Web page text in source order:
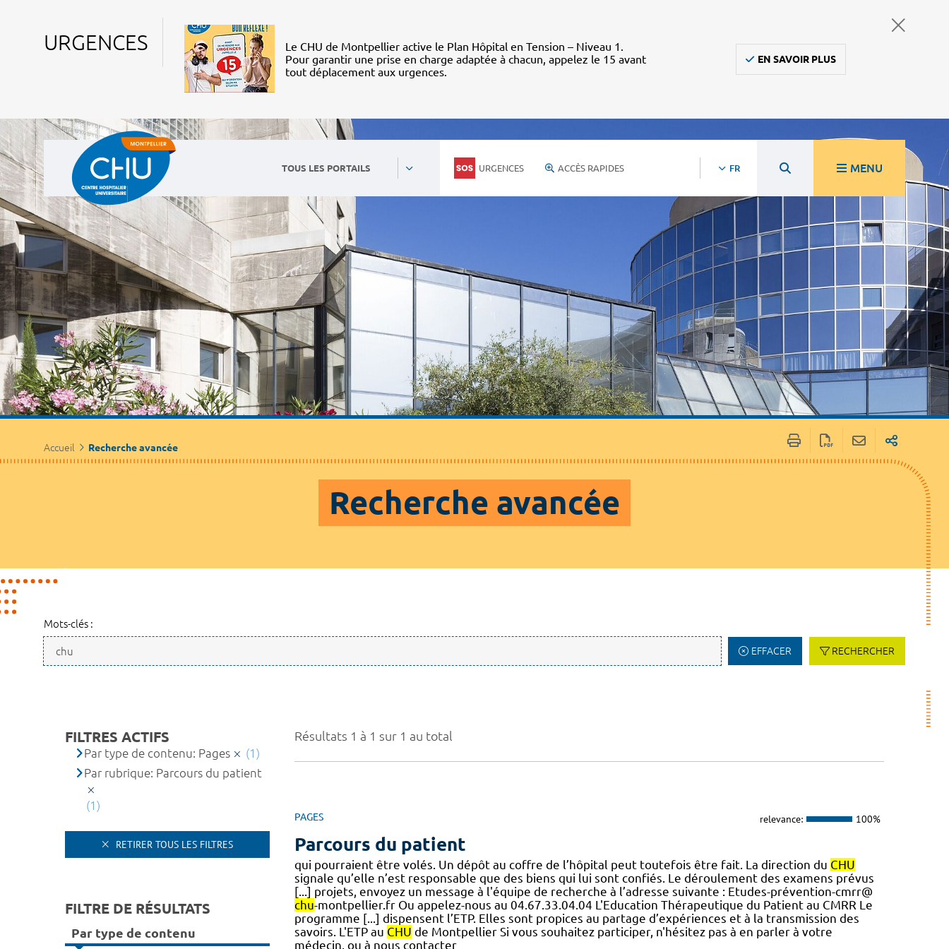
URGENCES
Le CHU de Montpellier active le Plan Hôpital en Tension – Niveau 1.
Pour garantir une prise en charge adaptée à chacun, appelez le 15 avant
tout déplacement aux urgences.
EN SAVOIR PLUS
TOUS LES PORTAILS URGENCES ACCÈS RAPIDES FR MENU
Accueil Recherche avancée
Recherche avancée
Mots-clés :
EFFACER RECHERCHER
Résultats 1 à 1 sur 1 au total
PAGES relevance: 100%
Parcours du patient
qui pourraient être volés. Un dépôt au coffre de l’hôpital peut toutefois être fait. La direction du CHU
signale qu’elle n’est responsable que des biens qui lui sont confiés. Le déroulement des examens prévus
[...] projets, envoyez un message à l'équipe de recherche à l’adresse suivante : Etudes-prévention-cmrr@
chu-montpellier.fr Ou appelez-nous au 04.67.33.04.04 L'Education Thérapeutique du Patient au CMRR Le
programme [...] dispensent l’ETP. Elles sont propices au partage d’expériences et à la transmission des
savoirs. L'ETP au CHU de Montpellier Si vous souhaitez participer, n'hésitez pas à en parler à votre
médecin, ou à nous contacter
FILTRES ACTIFS
Par type de contenu: Pages
(1)
Par rubrique: Parcours du patient
(1)
RETIRER TOUS LES FILTRES
FILTRE DE RÉSULTATS
Par type de contenu